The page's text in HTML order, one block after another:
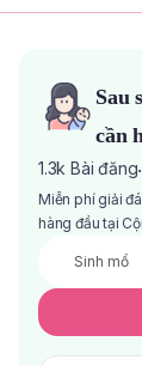
Sau
cần
1.3k Bài đăng·
Miễn phí giải
hàng đầu tại
Sinh mổ